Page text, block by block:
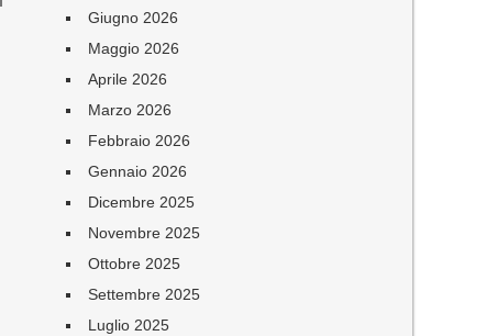
Giugno 2026
Maggio 2026
Aprile 2026
Marzo 2026
Febbraio 2026
Gennaio 2026
Dicembre 2025
Novembre 2025
Ottobre 2025
Settembre 2025
Luglio 2025